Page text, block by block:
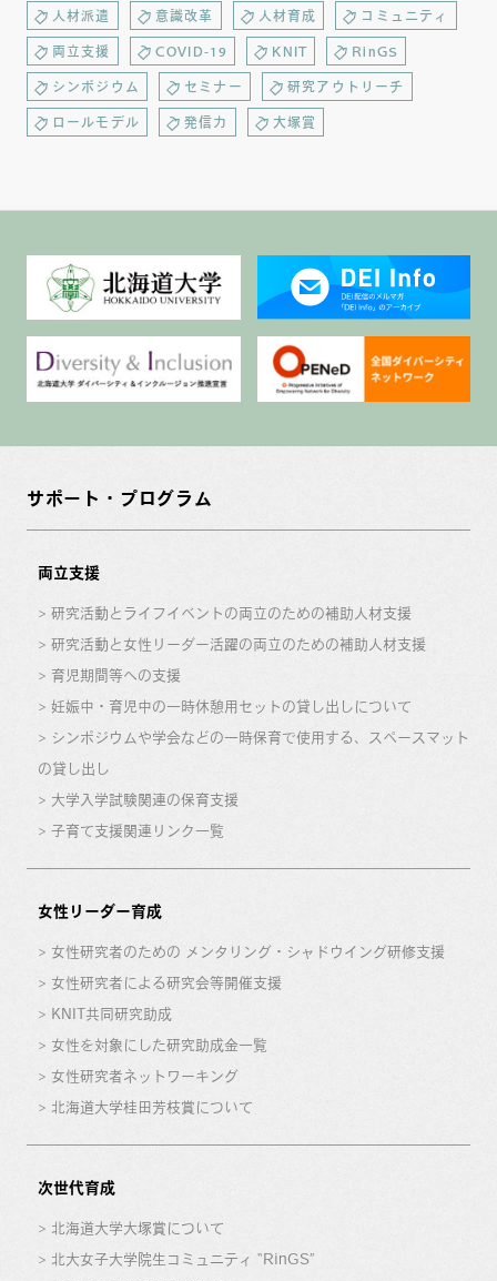
人材派遣 意識改革 人材育成 コミュニティ
両立支援 COVID-19 KNIT RinGS
シンポジウム セミナー 研究アウトリーチ
ロールモデル 発信力 大塚賞
サポート・プログラム
両立支援
研究活動とライフイベントの両立のための補助人材支援
研究活動と女性リーダー活躍の両立のための補助人材支援
育児期間等への支援
妊娠中・育児中の一時休憩用セットの貸し出しについて
シンポジウムや学会などの一時保育で使用する、スペースマット
の貸し出し
大学入学試験関連の保育支援
子育て支援関連リンク一覧
女性リーダー育成
女性研究者のための メンタリング・シャドウイング研修支援
女性研究者による研究会等開催支援
KNIT共同研究助成
女性を対象にした研究助成金一覧
女性研究者ネットワーキング
北海道大学桂田芳枝賞について
次世代育成
北海道大学大塚賞について
北大女子大学院生コミュニティ “RinGS”